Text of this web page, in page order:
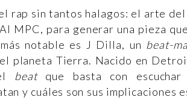
rap sin tantos halagos: el arte del
MPC, para generar una pieza
notable es J Dilla, un beat-
planeta Tierra. Nacido en
beatque basta con escuchar
y cuáles son sus implicaciones